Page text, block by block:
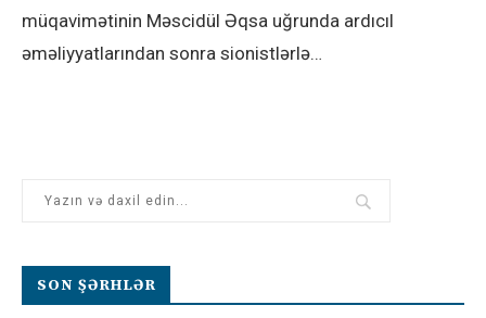
müqavimətinin Məscidül Əqsa uğrunda ardıcıl
əməliyyatlarından sonra sionistlərlə…
SON ŞƏRHLƏR